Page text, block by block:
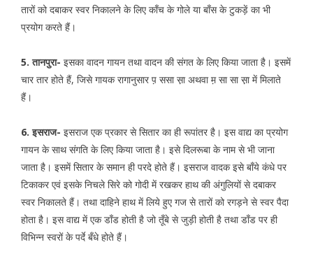
तारों को दबाकर स्वर निकालने के लिए काँच के गोले या बाँस के टुकड़ें का भी
प्रयोग करते हैं।
5. तानपुरा- इसका वादन गायन तथा वादन की संगत के लिए किया जाता है। इसमें
चार तार होते हैं, जिसे गायक रागानुसार प़ ससा स़ा अथवा म़ सा सा स़ा में मिलाते
हैं।
6. इसराज- इसराज एक प्रकार से सितार का ही रूपांतर है। इस वाद्य का प्रयोग
गायन के साथ संगति के लिए किया जाता है। इसे दिलरूबा के नाम से भी जाना
जाता है। इसमें सितार के समान ही परदे होते हैं। इसराज वादक इसे बाँये कंधे पर
टिकाकर एवं इसके निचले सिरे को गोदी में रखकर हाथ की अंगुलियों से दबाकर
स्वर निकालते हैं। तथा दाहिने हाथ में लिये हुए गज से तारों को रगड़ने से स्वर पैदा
होता है। इस वाद्य में एक डाँड होती है जो तूँबे से जुड़ी होती है तथा डाँड पर ही
विभिन्न स्वरों के पर्दे बँधे होते हैं।